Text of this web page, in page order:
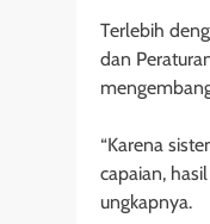
Terlebih
dan
“Karena
capaian,
ungkapnya.